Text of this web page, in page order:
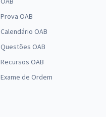
Prova OAB
Calendário OAB
Questões OAB
Recursos OAB
Exame de Ordem